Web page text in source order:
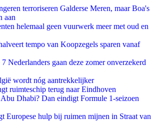
terroriseren Galderse Meren, maar Boa's
aan
helemaal geen vuurwerk meer met oud en
tempo van Koopzegels sparen vanaf
Nederlanders gaan deze zomer onverzekerd
wordt nóg aantrekkelijker
ruimteschip terug naar Eindhoven
Dhabi? Dan eindigt Formule 1-seizoen
Europese hulp bij ruimen mijnen in Straat van